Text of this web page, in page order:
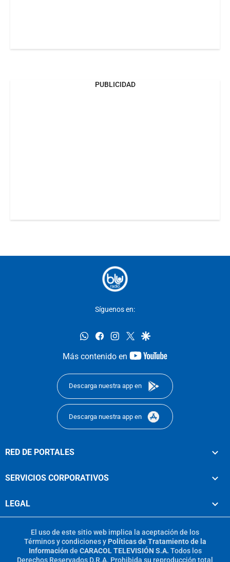
PUBLICIDAD
Síguenos en:
whatsappfacebookinstagram
twittergoogle
Más contenido en
youtube-
Descarga nuestra app en
Descarga nuestra app en
RED DE PORTALES
SERVICIOS CORPORATIVOS
LEGAL
El uso de este sitio web implica la aceptación de los
Términos y condicionesy Políticas de Tratamiento de la
Información de CARACOL TELEVISIÓN S.A. Todos los
Derechos Reservados D.R.A. Prohibida su reproducción total